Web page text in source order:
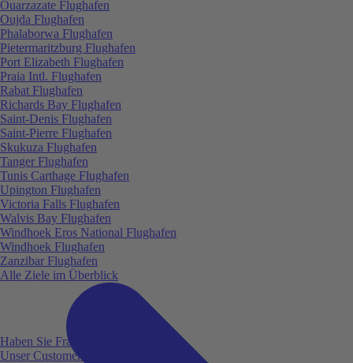
Haben Sie Fragen?
Unser Customer Service ist für Sie da!
Ouarzazate Flughafen
Oujda Flughafen
Phalaborwa Flughafen
Pietermaritzburg Flughafen
Port Elizabeth Flughafen
Praia Intl. Flughafen
Rabat Flughafen
Richards Bay Flughafen
Saint-Denis Flughafen
Saint-Pierre Flughafen
Skukuza Flughafen
Tanger Flughafen
Tunis Carthage Flughafen
Upington Flughafen
Victoria Falls Flughafen
Walvis Bay Flughafen
Windhoek Eros National Flughafen
Windhoek Flughafen
Zanzibar Flughafen
Alle Ziele im Überblick